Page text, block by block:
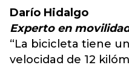
Darío Hidalgo
Experto en
“La bicicleta tiene
velocidad de 12